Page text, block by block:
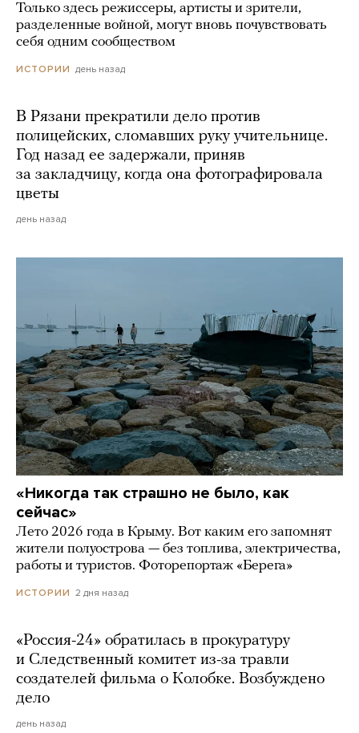
Только здесь режиссеры, артисты и зрители,
разделенные войной, могут вновь почувствовать
себя одним сообществом
ИСТОРИИ день назад
В Рязани прекратили дело против
полицейских, сломавших руку учительнице.
Год назад ее задержали, приняв
за закладчицу, когда она фотографировала
цветы
день назад
«Никогда так страшно не было, как
сейчас»
Лето 2026 года в Крыму. Вот каким его запомнят
жители полуострова — без топлива, электричества,
работы и туристов. Фоторепортаж «Берега»
ИСТОРИИ 2 дня назад
«Россия-24» обратилась в прокуратуру
и Следственный комитет из-за травли
создателей фильма о Колобке. Возбуждено
дело
день назад